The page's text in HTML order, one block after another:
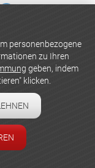
personenbezogene
zu Ihren
geben, indem
klicken.